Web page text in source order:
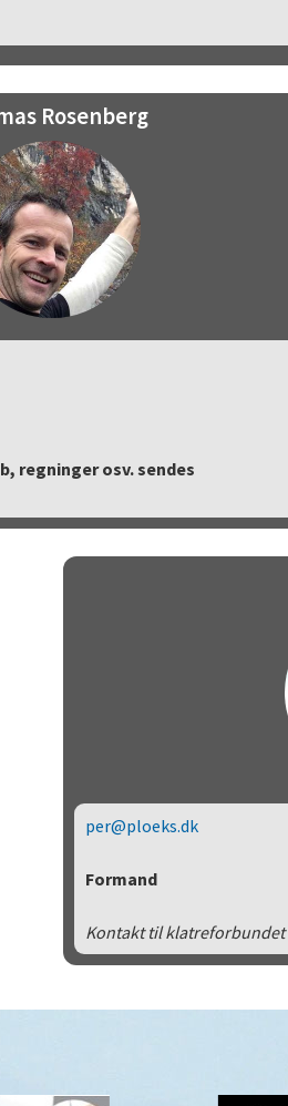
Rosenberg
regninger osv. sendes
per@ploeks.dk
Formand
Kontakt til klatreforbundet